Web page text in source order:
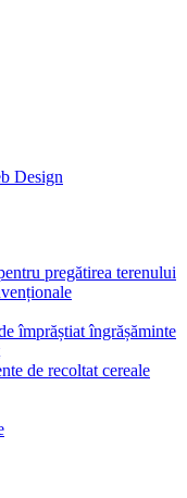
pregătirea terenului
împrăștiat îngrășăminte
de recoltat cereale